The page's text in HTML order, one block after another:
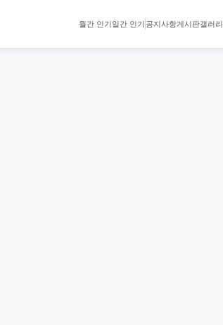
월간 인기일간 인기공지사항게시판갤러리